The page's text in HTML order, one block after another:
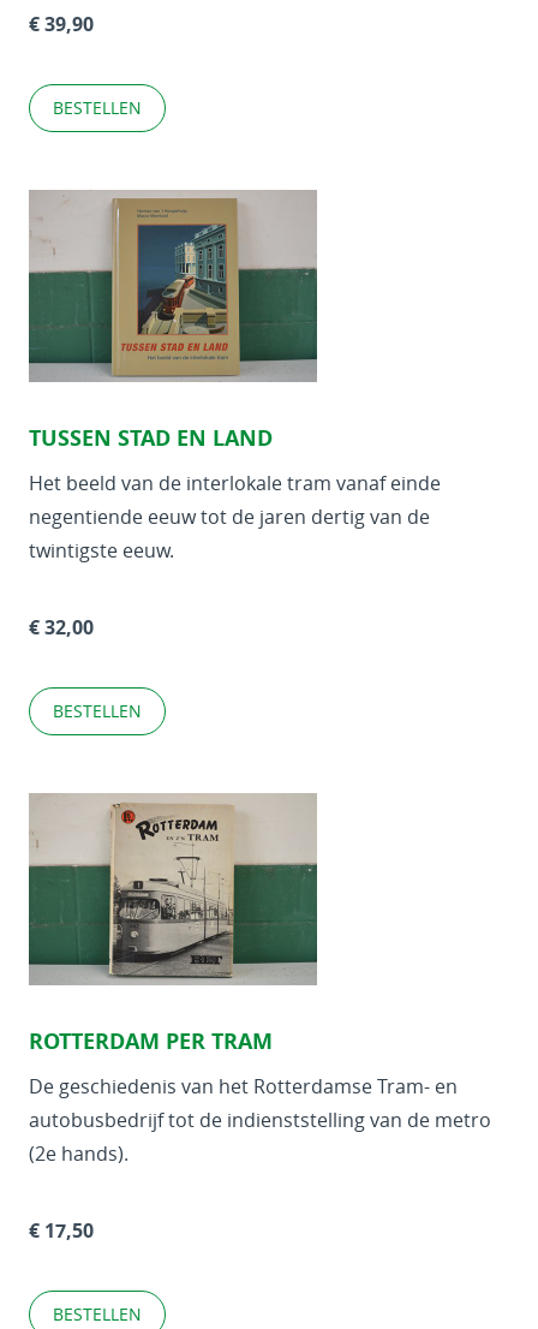
€ 39,90
BESTELLEN
TUSSEN STAD EN LAND
Het beeld van de interlokale tram vanaf einde
negentiende eeuw tot de jaren dertig van de
twintigste eeuw.
€ 32,00
BESTELLEN
ROTTERDAM PER TRAM
De geschiedenis van het Rotterdamse Tram- en
autobusbedrijf tot de indienststelling van de metro
(2e hands).
€ 17,50
BESTELLEN